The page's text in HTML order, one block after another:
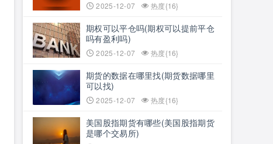
2025-12-07 热度{16}
期权可以平仓吗(期权可以提前平仓
吗有盈利吗)
2025-12-07 热度{16}
期货的数据在哪里找(期货数据哪里
可以找)
2025-12-07 热度{16}
美国股指期货有哪些(美国股指期货
是哪个交易所)